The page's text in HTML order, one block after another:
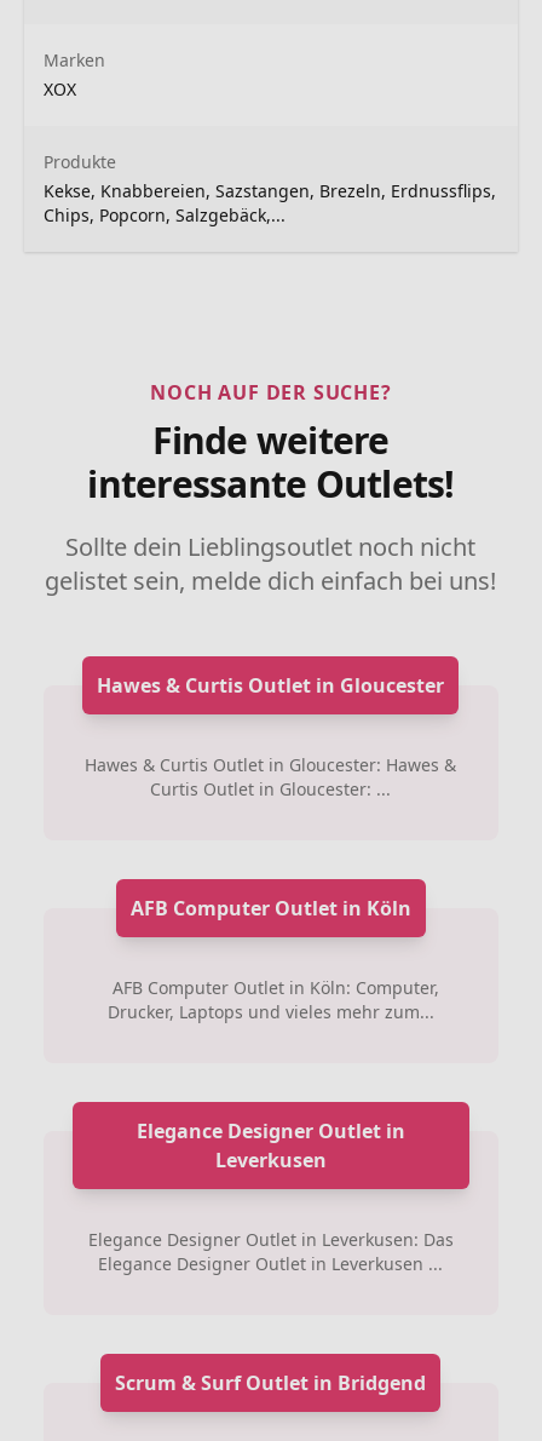
Marken
XOX
Produkte
Kekse, Knabbereien, Sazstangen, Brezeln, Erdnussflips,
Chips, Popcorn, Salzgebäck,...
NOCH AUF DER SUCHE?
Finde weitere
interessante Outlets!
Sollte dein Lieblingsoutlet noch nicht
gelistet sein, melde dich einfach bei uns!
Hawes & Curtis Outlet in Gloucester
Hawes & Curtis Outlet in Gloucester: Hawes &
Curtis Outlet in Gloucester: ...
AFB Computer Outlet in Köln
AFB Computer Outlet in Köln: Computer,
Drucker, Laptops und vieles mehr zum...
Elegance Designer Outlet in
Leverkusen
Elegance Designer Outlet in Leverkusen: Das
Elegance Designer Outlet in Leverkusen ...
Scrum & Surf Outlet in Bridgend